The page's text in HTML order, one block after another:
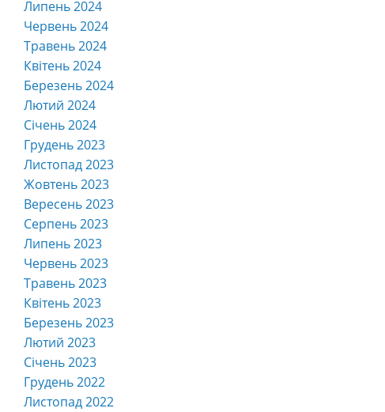
Липень 2024
Червень 2024
Травень 2024
Квітень 2024
Березень 2024
Лютий 2024
Січень 2024
Грудень 2023
Листопад 2023
Жовтень 2023
Вересень 2023
Серпень 2023
Липень 2023
Червень 2023
Травень 2023
Квітень 2023
Березень 2023
Лютий 2023
Січень 2023
Грудень 2022
Листопад 2022